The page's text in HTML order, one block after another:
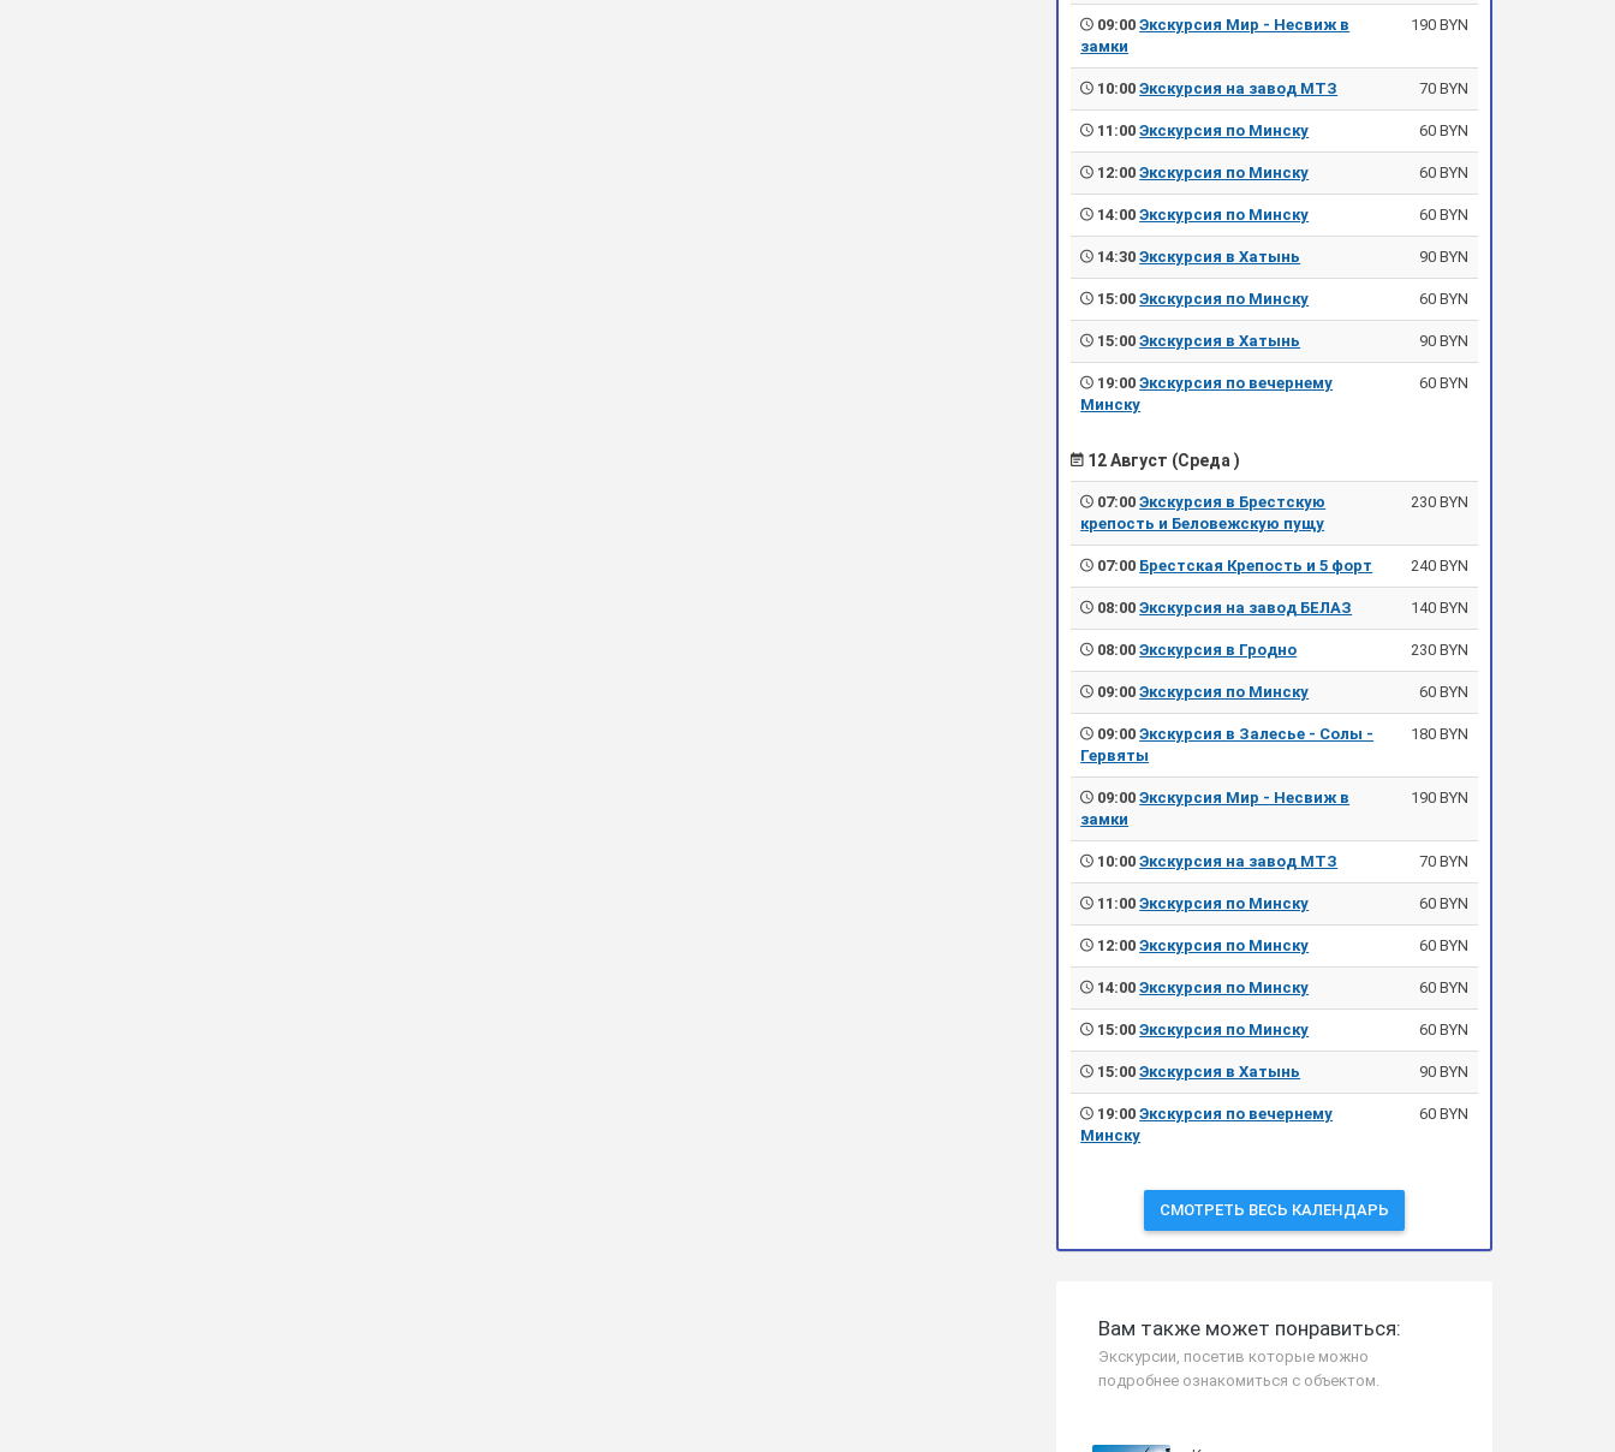
09:00Экскурсия Мир - Несвиж в
замки
190 BYN
10:00Экскурсия на завод МТЗ 70 BYN
11:00Экскурсия по Минску 60 BYN
12:00Экскурсия по Минску 60 BYN
14:00Экскурсия по Минску 60 BYN
14:30Экскурсия в Хатынь 90 BYN
15:00Экскурсия по Минску 60 BYN
15:00Экскурсия в Хатынь 90 BYN
19:00Экскурсия по вечернему
Минску
60 BYN
12 Август (Среда )
07:00Экскурсия в Брестскую
крепость и Беловежскую пущу
230 BYN
07:00 Брестская Крепость и 5 форт 240 BYN
08:00Экскурсия на завод БЕЛАЗ 140 BYN
08:00Экскурсия в Гродно 230 BYN
09:00Экскурсия по Минску 60 BYN
09:00Экскурсия в Залесье - Солы -
Гервяты
180 BYN
09:00Экскурсия Мир - Несвиж в
замки
190 BYN
10:00Экскурсия на завод МТЗ 70 BYN
11:00Экскурсия по Минску 60 BYN
12:00Экскурсия по Минску 60 BYN
14:00Экскурсия по Минску 60 BYN
15:00Экскурсия по Минску 60 BYN
15:00Экскурсия в Хатынь 90 BYN
19:00Экскурсия по вечернему
Минску
60 BYN
СМОТРЕТЬ ВЕСЬ КАЛЕНДАРЬ
Вам также может понравиться:
Экскурсии, посетив которые можно
подробнее ознакомиться с объектом.